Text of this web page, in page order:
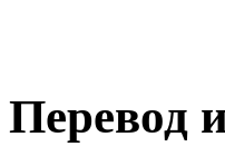
Перевод